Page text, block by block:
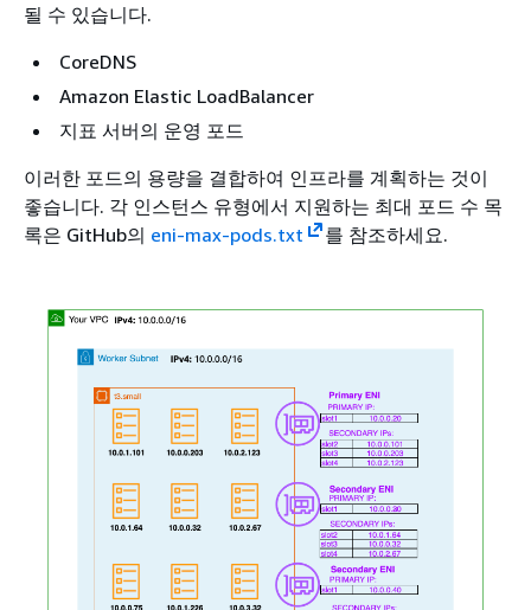
될 수 있습니다.
CoreDNS
Amazon Elastic LoadBalancer
지표 서버의 운영 포드
이러한 포드의 용량을 결합하여 인프라를 계획하는 것이
좋습니다. 각 인스턴스 유형에서 지원하는 최대 포드 수 목
록은 GitHub의 eni-max-pods.txt 를 참조하세요.